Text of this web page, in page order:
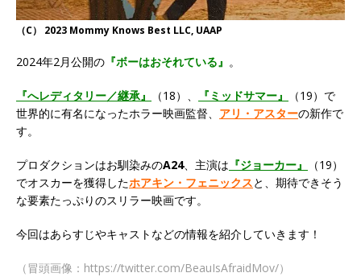
（C） 2023 Mommy Knows Best LLC, UAAP
2024年2月公開の 『ボーはおそれている』 。
『へレディタリー／継承』 （18）、 『ミッドサマー』
（19）で
世界的に有名になったホラー映画監督、 アリ・アスターの新作で
す。
プロダクションはお馴染みのA24、主演は 『ジョーカー』
（19）
でオスカーを獲得したホアキン・フェニックスと、期待できそう
な要素たっぷりのスリラー映画です。
今回はあらすじやキャストなどの情報を紹介していきます！
（冒頭画像：https://twitter.com/BeauIsAfraidMov/）